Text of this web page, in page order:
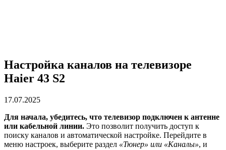
Настройка каналов на телевизоре
Haier 43 S2
17.07.2025
Для начала, убедитесь, что телевизор подключен к антенне
или кабельной линии. Это позволит получить доступ к
поиску каналов и автоматической настройке. Перейдите в
меню настроек, выберите раздел «Тюнер» или «Каналы», и